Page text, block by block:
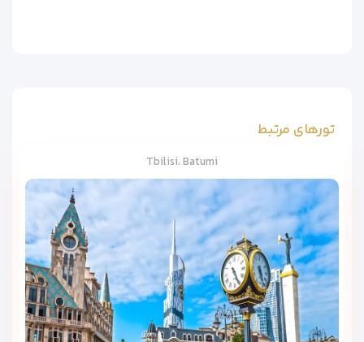
تورهای مرتبط
Tbilisi، Batumi